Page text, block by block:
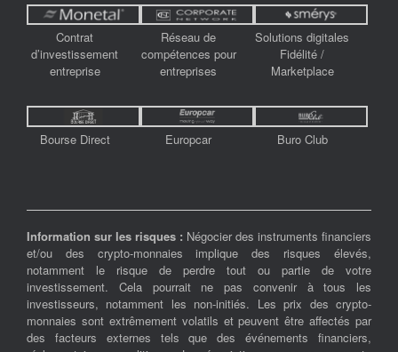
Contrat
d’investissement
entreprise
Réseau de
compétences pour
entreprises
Solutions digitales
Fidélité /
Marketplace
Bourse Direct Europcar Buro Club
Information sur les risques : Négocier des instruments financiers
et/ou des crypto-monnaies implique des risques élevés,
notamment le risque de perdre tout ou partie de votre
investissement. Cela pourrait ne pas convenir à tous les
investisseurs, notamment les non-initiés. Les prix des crypto-
monnaies sont extrêmement volatils et peuvent être affectés par
des facteurs externes tels que des événements financiers,